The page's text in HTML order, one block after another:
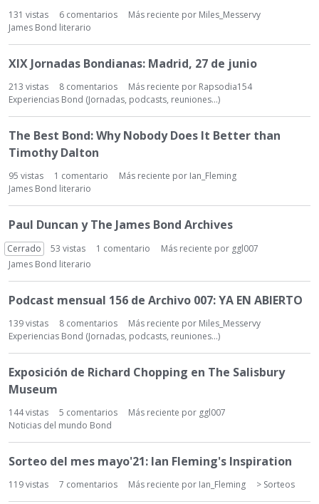
c
u
s
i
ó
n
131 vistas 6 comentarios Más reciente por Miles_Messervy
James Bond literario
XIX Jornadas Bondianas: Madrid, 27 de junio
213 vistas 8 comentarios Más reciente por Rapsodia154
Experiencias Bond (Jornadas, podcasts, reuniones...)
The Best Bond: Why Nobody Does It Better than
Timothy Dalton
95 vistas 1 comentario Más reciente por Ian_Fleming
James Bond literario
Paul Duncan y The James Bond Archives
Cerrado 53 vistas 1 comentario Más reciente por ggl007
James Bond literario
Podcast mensual 156 de Archivo 007: YA EN ABIERTO
139vistas 8 comentarios Más reciente por Miles_Messervy
Experiencias Bond (Jornadas, podcasts, reuniones...)
Exposición de Richard Chopping en The Salisbury
Museum
144vistas 5 comentarios Más reciente por ggl007
Noticias del mundo Bond
Sorteo del mes mayo'21: Ian Fleming's Inspiration
119vistas 7 comentarios Más reciente por Ian_Fleming > Sorteos